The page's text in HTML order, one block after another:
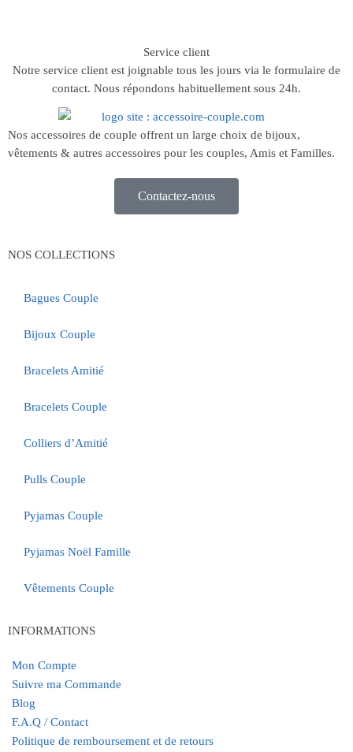
Service client
Notre service client est joignable tous les jours via le formulaire de
contact. Nous répondons habituellement sous 24h.
Nos accessoires de couple offrent un large choix de bijoux,
vêtements & autres accessoires pour les couples, Amis et Familles.
Contactez-nous
NOS COLLECTIONS
Bagues Couple
Bijoux Couple
Bracelets Amitié
Bracelets Couple
Colliers d’Amitié
Pulls Couple
Pyjamas Couple
Pyjamas Noël Famille
Vêtements Couple
INFORMATIONS
Mon Compte
Suivre ma Commande
Blog
F.A.Q / Contact
Politique de remboursement et de retours